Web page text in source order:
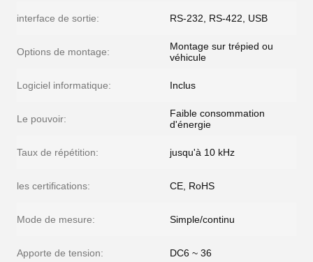
interface de sortie: RS-232, RS-422, USB
Options de montage:
Montage sur trépied ou
véhicule
Logiciel informatique: Inclus
Le pouvoir:
Faible consommation
d'énergie
Taux de répétition: jusqu'à 10 kHz
les certifications: CE, RoHS
Mode de mesure: Simple/continu
Apporte de tension: DC6 ~ 36